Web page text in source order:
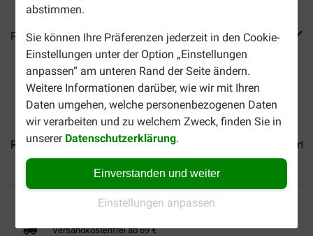
abstimmen.
Sie können Ihre Präferenzen jederzeit in den Cookie-
Einstellungen unter der Option „Einstellungen
anpassen“ am unteren Rand der Seite ändern.
Weitere Informationen darüber, wie wir mit Ihren
Daten umgehen, welche personenbezogenen Daten
wir verarbeiten und zu welchem Zweck, finden Sie in
unserer Datenschutzerklärung.
Einverstanden und weiter
Einstellungen anpassen
Reviews
Royal Canin Mini Ageing 12+... Royal Canin Medium
Versandkostenfrei ab 69 €